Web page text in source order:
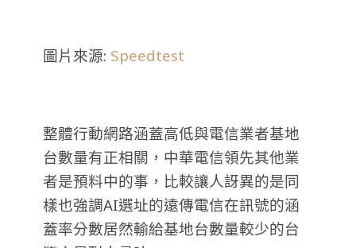
圖片來源: Speedtest
整體行動網路涵蓋高低與電信業者基地
台數量有正相關，中華電信領先其他業
者是預料中的事，比較讓人訝異的是同
樣也強調AI選址的遠傳電信在訊號的涵
蓋率分數居然輸給基地台數量較少的台